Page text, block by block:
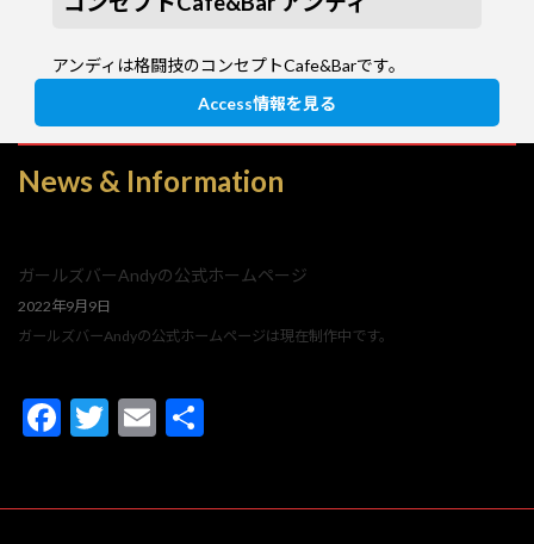
アンディは格闘技のコンセプトCafe&Barです。
Access情報を見る
News & Information
ガールズバーAndyの公式ホームページ
2022年9月9日
ガールズバーAndyの公式ホームページは現在制作中です。
F
T
E